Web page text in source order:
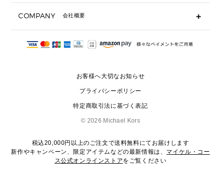
サンダル
スニーカー
▶ ウェア
ショッピングバッグを購入商品分送ってもらえますか？
注文後に完了メールが受信できないのですが？
サイズ交換はできますか？
COMPANY 会社概要
会社概要
お客様へ大切なお知らせ
プライバシーポリシー
特定商取引法に基づく表記
© 2026 Michael Kors
税込20,000円以上のご注文で送料無料にてお届けします
新作やキャンペーン、限定アイテムなどの最新情報は、 マイケル・コー
ス公式オンラインストアをご覧ください